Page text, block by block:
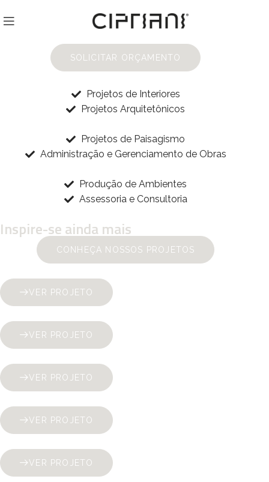
Transformando espaços e
SOLICITAR ORÇAMENTO
Projetos de Interiores
Projetos Arquitetônicos
Projetos de Paisagismo
Administração e Gerenciamento de Obras
Produção de Ambientes
Assessoria e Consultoria
Inspire-se ainda mais
CONHEÇA NOSSOS PROJETOS
VER PROJETO
VER PROJETO
VER PROJETO
VER PROJETO
VER PROJETO